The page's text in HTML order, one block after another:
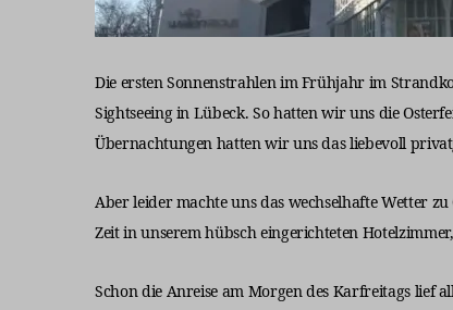
Die ersten Sonnenstrahlen im Frühjahr im
Sightseeing in Lübeck. So hatten wir uns die
Übernachtungen hatten wir uns das liebevoll
Aber leider machte uns das wechselhafte Wetter
Zeit in unserem hübsch eingerichteten
Schon die Anreise am Morgen des Karfreitags lief